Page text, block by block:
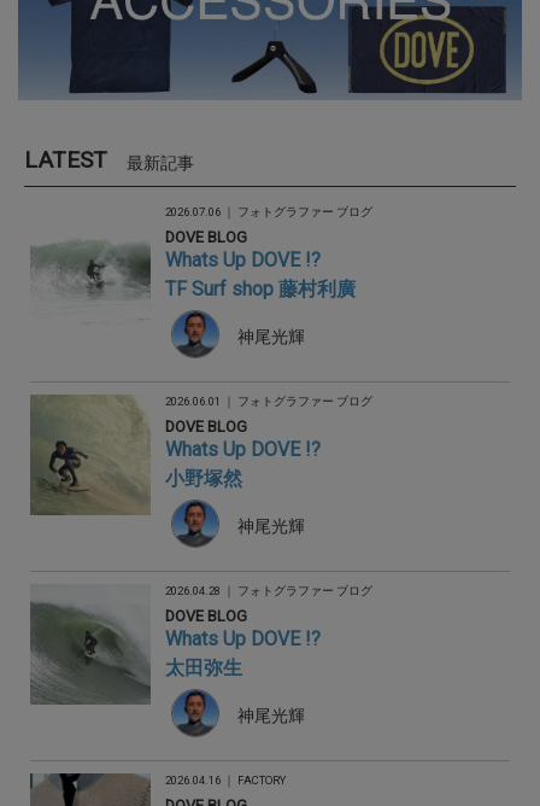
LATEST 最新記事
2026.07.06 ｜ フォトグラファー ブログ
DOVE BLOG
Whats Up DOVE !?
TF Surf shop 藤村利廣
神尾光輝
2026.06.01 ｜ フォトグラファー ブログ
DOVE BLOG
Whats Up DOVE !?
小野塚然
神尾光輝
2026.04.28 ｜ フォトグラファー ブログ
DOVE BLOG
Whats Up DOVE !?
太田弥生
神尾光輝
2026.04.16 ｜ FACTORY